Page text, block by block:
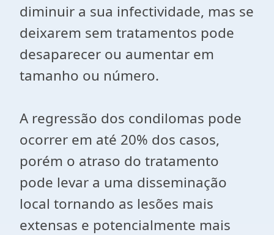
diminuir a sua infectividade, mas se
deixarem sem tratamentos pode
desaparecer ou aumentar em
tamanho ou número.
A regressão dos condilomas pode
ocorrer em até 20% dos casos,
porém o atraso do tratamento
pode levar a uma disseminação
local tornando as lesões mais
extensas e potencialmente mais